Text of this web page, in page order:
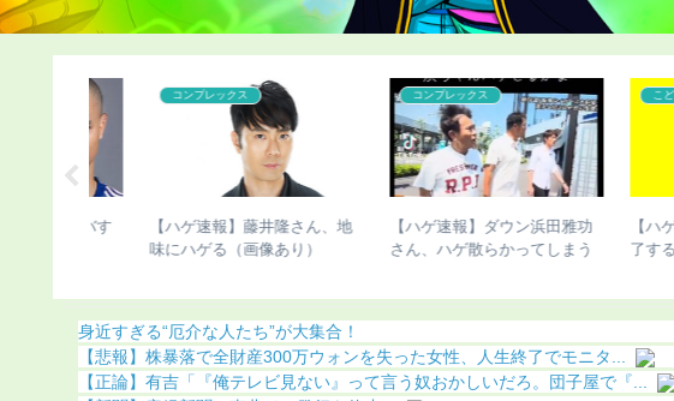
こどおじ・ニート
【ハゲ速報】ハゲたら人生終
了するという現実ｗｗｗ
【ハゲ速報】デビッド・ベッ
カムさん、ベッカムヘアが進
コンプレック
【ハゲ速報
また髪の毛
身近すぎる“厄介な人たち”が大集合！
【悲報】株暴落で全財産300万ウォンを失った女性、人生終了でモニタ...
【正論】有吉「『俺テレビ見ない』って言う奴おかしいだろ。団子屋で『...